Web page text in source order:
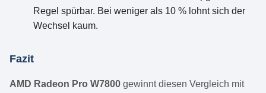
Regel spürbar. Bei weniger als 10 % lohnt sich der
Wechsel kaum.
Fazit
AMD Radeon Pro W7800 gewinnt diesen Vergleich mit